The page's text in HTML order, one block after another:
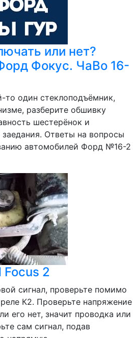
или нет?
Фокус. ЧаВо 16-
то один стеклоподъёмник,
разберите обшивку
шестерёнок и
Ответы на вопросы
автомобилей Форд №16-2
Focus 2
сигнал, проверьте помимо
К2. Проверьте напряжение
его нет, значит проводка или
сам сигнал, подав